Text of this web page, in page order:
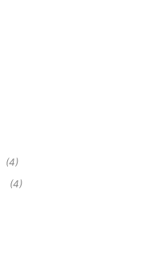
(4)
(4)